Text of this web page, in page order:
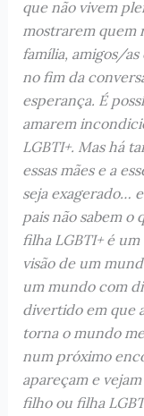
que não vivem
mostrarem quem
família, amigos/
no fim da
esperança. É
amarem
LGBTI+. Mas há
essas mães e a
seja exagerado… e
pais não sabem
filha LGBTI+ é
visão de um
um mundo com
divertido em que
torna o mundo
num próximo
apareçam e
filho ou filha